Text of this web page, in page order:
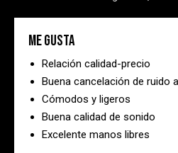
Me gusta
Relación calidad-precio
Buena cancelación de ruido
Cómodos y ligeros
Buena calidad de sonido
Excelente manos libres